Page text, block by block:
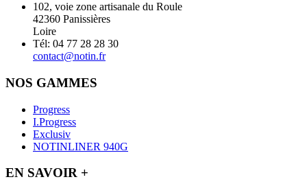
102, voie zone artisanale du Roule
42360 Panissières
Loire
Tél: 04 77 28 28 30
contact@notin.fr
NOS GAMMES
Progress
I.Progress
Exclusiv
NOTINLINER 940G
EN SAVOIR +